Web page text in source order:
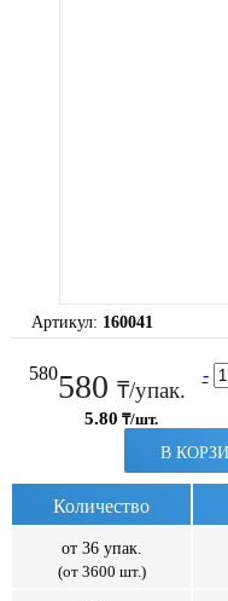
Артикул: 160041
580580 ₸/упак.
5.80 ₸/шт.
-
В
Количество
от 36 упак.
(от 3600 шт.)